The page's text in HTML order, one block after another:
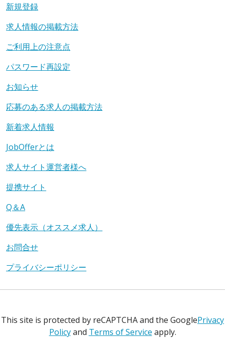
新規登録
求人情報の掲載方法
ご利用上の注意点
パスワード再設定
お知らせ
応募のある求人の掲載方法
新着求人情報
JobOfferとは
求人サイト運営者様へ
提携サイト
Q＆A
優先表示（オススメ求人）
お問合せ
プライバシーポリシー
This site is protected by reCAPTCHA and the GooglePrivacy
Policyand Terms of Service apply.